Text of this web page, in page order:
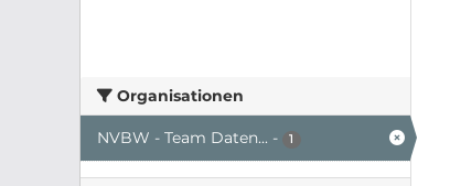
Organisationen
NVBW - Team Daten... - 1